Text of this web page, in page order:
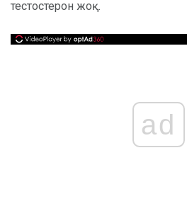
тестостерон жоқ.
ad